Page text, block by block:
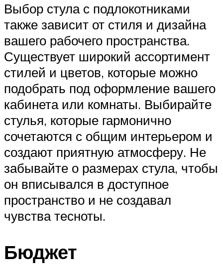
Выбор стула с подлокотниками
также зависит от стиля и дизайна
вашего рабочего пространства.
Существует широкий ассортимент
стилей и цветов, которые можно
подобрать под оформление вашего
кабинета или комнаты. Выбирайте
стулья, которые гармонично
сочетаются с общим интерьером и
создают приятную атмосферу. Не
забывайте о размерах стула, чтобы
он вписывался в доступное
пространство и не создавал
чувства тесноты.
Бюджет